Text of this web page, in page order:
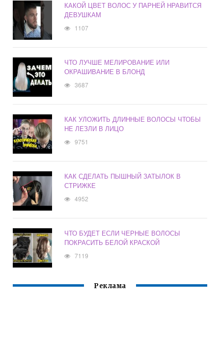
КАКОЙ ЦВЕТ ВОЛОС У ПАРНЕЙ НРАВИТСЯ
ДЕВУШКАМ
1107
ЧТО ЛУЧШЕ МЕЛИРОВАНИЕ ИЛИ
ОКРАШИВАНИЕ В БЛОНД
3687
КАК УЛОЖИТЬ ДЛИННЫЕ ВОЛОСЫ ЧТОБЫ
НЕ ЛЕЗЛИ В ЛИЦО
9751
КАК СДЕЛАТЬ ПЫШНЫЙ ЗАТЫЛОК В
СТРИЖКЕ
4952
ЧТО БУДЕТ ЕСЛИ ЧЕРНЫЕ ВОЛОСЫ
ПОКРАСИТЬ БЕЛОЙ КРАСКОЙ
7119
Реклама